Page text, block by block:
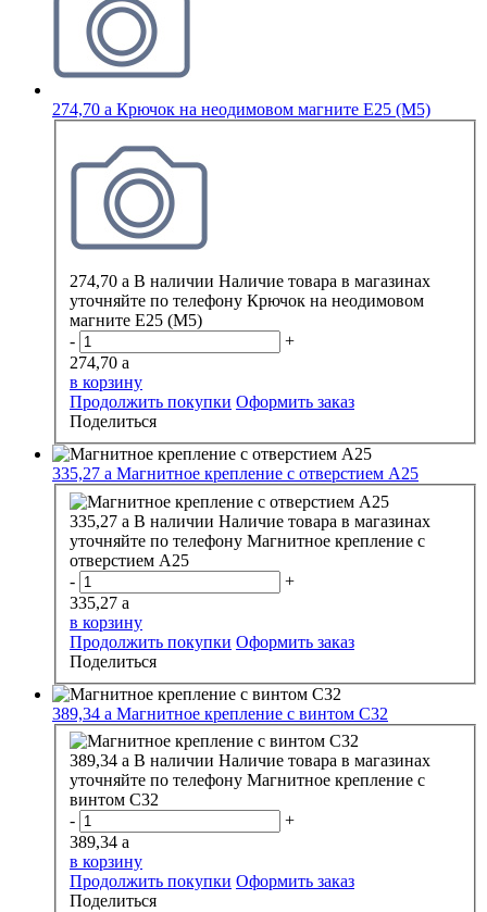
274,70 a Крючок на неодимовом магните E25 (M5)
274,70 a В наличии Наличие товара в магазинах
уточняйте по телефону Крючок на неодимовом
магните E25 (M5)
-
+
274,70 a
в корзину
Продолжить покупки Оформить заказ
Поделиться
335,27 a Магнитное крепление с отверстием А25
335,27 a В наличии Наличие товара в магазинах
уточняйте по телефону Магнитное крепление с
отверстием А25
-
+
335,27 a
в корзину
Продолжить покупки Оформить заказ
Поделиться
389,34 a Магнитное крепление с винтом С32
389,34 a В наличии Наличие товара в магазинах
уточняйте по телефону Магнитное крепление с
винтом С32
-
+
389,34 a
в корзину
Продолжить покупки Оформить заказ
Поделиться